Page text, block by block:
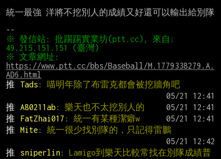
統一最強 洋將不挖別人的成績又好還可以輸出給別隊
※ 發信站: 批踢踢實業坊(ptt.cc), 來自:
https://www.ptt.cc/bbs/Baseball/M.1779338279.A.
AD6.html
推
Tads : 喵明年除了布雷克都會被挖牆角吧
推
A80211ab : 樂天也不太挖別人的
推
FatZhai017 : 統一有某種潔癖w
推
Mite : 統一很少找別隊的，只記得雷鵬
推
sniperlin: Lamigo到樂天比較常找在別隊成績普